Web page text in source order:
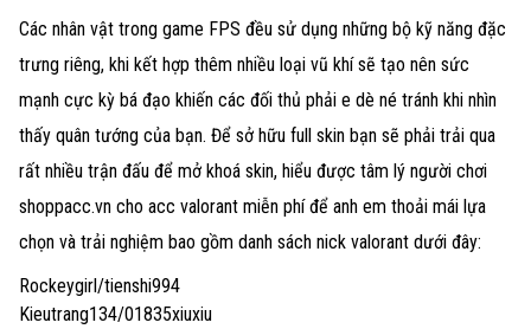
Các nhân vật trong game FPS đều sử dụng những bộ kỹ năng đặc
trưng riêng, khi kết hợp thêm nhiều loại vũ khí sẽ tạo nên sức
mạnh cực kỳ bá đạo khiến các đối thủ phải e dè né tránh khi nhìn
thấy quân tướng của bạn. Để sở hữu full skin bạn sẽ phải trải qua
rất nhiều trận đấu để mở khoá skin, hiểu được tâm lý người chơi
shoppacc.vn cho acc valorant miễn phí để anh em thoải mái lựa
chọn và trải nghiệm bao gồm danh sách nick valorant dưới đây:
Rockeygirl/tienshi994
Kieutrang134/01835xiuxiu